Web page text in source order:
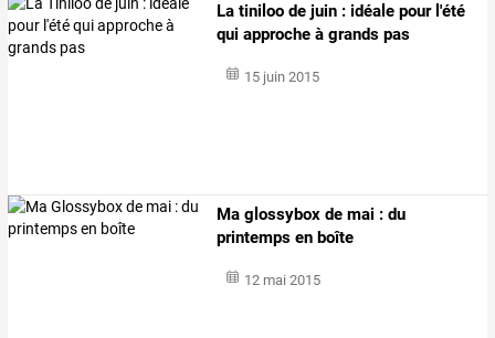
La tiniloo de juin : idéale pour l'été
qui approche à grands pas
15 juin 2015
Ma glossybox de mai : du
printemps en boîte
12 mai 2015